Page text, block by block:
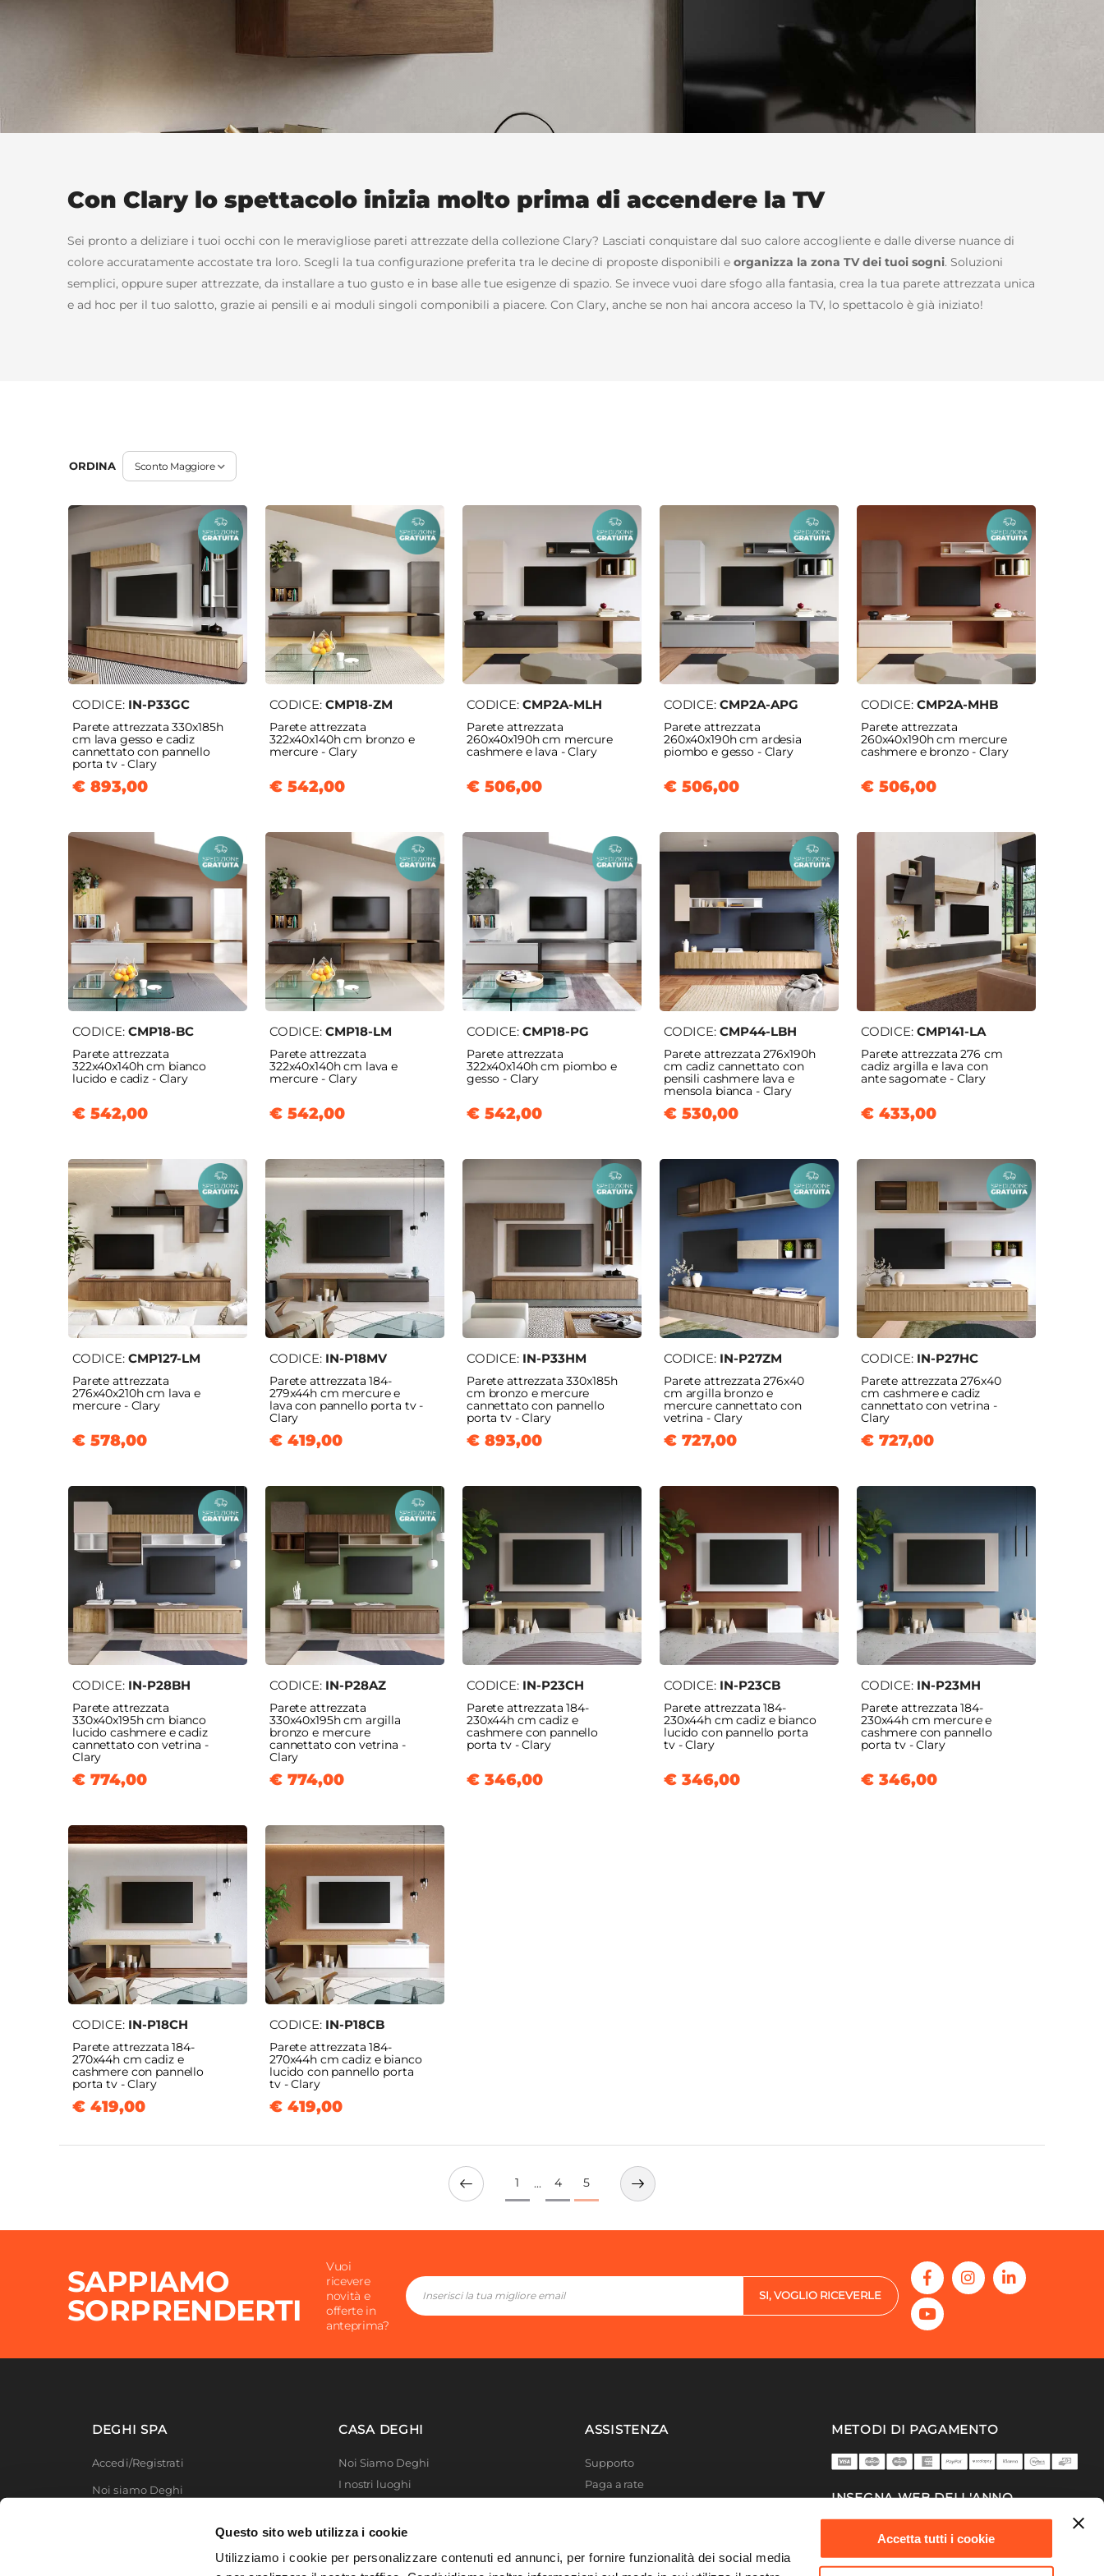
Questo sito web utilizza i cookie
Utilizziamo i cookie per personalizzare contenuti ed annunci, per fornire funzionalità dei social media
Accetta tutti i cookie
Con Clary lo spettacolo inizia molto prima di accendere la TV
Sei pronto a deliziare i tuoi occhi con le meravigliose pareti attrezzate della collezione Clary? Lasciati conquistare dal suo calore accogliente e dalle diverse nuance di
colore accuratamente accostate tra loro. Scegli la tua configurazione preferita tra le decine di proposte disponibili e organizza la zona TV dei tuoi sogni. Soluzioni
semplici, oppure super attrezzate, da installare a tuo gusto e in base alle tue esigenze di spazio. Se invece vuoi dare sfogo alla fantasia, crea la tua parete attrezzata unica
e ad hoc per il tuo salotto, grazie ai pensili e ai moduli singoli componibili a piacere. Con Clary, anche se non hai ancora acceso la TV, lo spettacolo è già iniziato!
ORDINA
CODICE: IN-P33GC
Parete attrezzata 330x185h
cm lava gesso e cadiz
cannettato con pannello
porta tv - Clary
€ 893,00
CODICE: CMP18-ZM
Parete attrezzata
322x40x140h cm bronzo e
mercure - Clary
€ 542,00
CODICE: CMP2A-MLH
Parete attrezzata
260x40x190h cm mercure
cashmere e lava - Clary
€ 506,00
CODICE: CMP2A-APG
Parete attrezzata
260x40x190h cm ardesia
piombo e gesso - Clary
€ 506,00
CODICE: CMP2A-MHB
Parete attrezzata
260x40x190h cm mercure
cashmere e bronzo - Clary
€ 506,00
CODICE: CMP18-BC
Parete attrezzata
322x40x140h cm bianco
lucido e cadiz - Clary
€ 542,00
CODICE: CMP18-LM
Parete attrezzata
322x40x140h cm lava e
mercure - Clary
€ 542,00
CODICE: CMP18-PG
Parete attrezzata
322x40x140h cm piombo e
gesso - Clary
€ 542,00
CODICE: CMP44-LBH
Parete attrezzata 276x190h
cm cadiz cannettato con
pensili cashmere lava e
mensola bianca - Clary
€ 530,00
CODICE: CMP141-LA
Parete attrezzata 276 cm
cadiz argilla e lava con
ante sagomate - Clary
€ 433,00
CODICE: CMP127-LM
Parete attrezzata
276x40x210h cm lava e
mercure - Clary
€ 578,00
CODICE: IN-P18MV
Parete attrezzata 184-
279x44h cm mercure e
lava con pannello porta tv -
Clary
€ 419,00
CODICE: IN-P33HM
Parete attrezzata 330x185h
cm bronzo e mercure
cannettato con pannello
porta tv - Clary
€ 893,00
CODICE: IN-P27ZM
Parete attrezzata 276x40
cm argilla bronzo e
mercure cannettato con
vetrina - Clary
€ 727,00
CODICE: IN-P27HC
Parete attrezzata 276x40
cm cashmere e cadiz
cannettato con vetrina -
Clary
€ 727,00
CODICE: IN-P28BH
Parete attrezzata
330x40x195h cm bianco
lucido cashmere e cadiz
cannettato con vetrina -
Clary
€ 774,00
CODICE: IN-P28AZ
Parete attrezzata
330x40x195h cm argilla
bronzo e mercure
cannettato con vetrina -
Clary
€ 774,00
CODICE: IN-P23CH
Parete attrezzata 184-
230x44h cm cadiz e
cashmere con pannello
porta tv - Clary
€ 346,00
CODICE: IN-P23CB
Parete attrezzata 184-
230x44h cm cadiz e bianco
lucido con pannello porta
tv - Clary
€ 346,00
CODICE: IN-P23MH
Parete attrezzata 184-
230x44h cm mercure e
cashmere con pannello
porta tv - Clary
€ 346,00
CODICE: IN-P18CH
Parete attrezzata 184-
270x44h cm cadiz e
cashmere con pannello
porta tv - Clary
€ 419,00
CODICE: IN-P18CB
Parete attrezzata 184-
270x44h cm cadiz e bianco
lucido con pannello porta
tv - Clary
€ 419,00
1 ... 4 5
SAPPIAMO
SORPRENDERTI
Vuoi
ricevere
novità e
offerte in
anteprima?
SI, VOGLIO RICEVERLE
DEGHI SPA
Accedi/Registrati
Noi siamo Deghi
CASA DEGHI
Noi Siamo Deghi
I nostri luoghi
MFT - La produzione
ASSISTENZA
Supporto
Paga a rate
METODI DI PAGAMENTO
INSEGNA WEB DELL'ANNO